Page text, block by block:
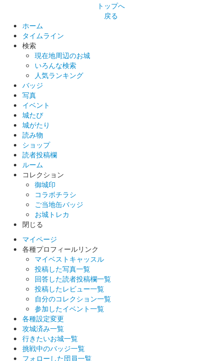
トップへ
戻る
ホーム
タイムライン
検索
現在地周辺のお城
いろんな検索
人気ランキング
バッジ
写真
イベント
城たび
城がたり
読み物
ショップ
読者投稿欄
ルーム
コレクション
御城印
コラボチラシ
ご当地缶バッジ
お城トレカ
閉じる
マイページ
各種プロフィールリンク
マイベストキャッスル
投稿した写真一覧
回答した読者投稿欄一覧
投稿したレビュー一覧
自分のコレクション一覧
参加したイベント一覧
各種設定変更
攻城済み一覧
行きたいお城一覧
挑戦中のバッジ一覧
フォローした団員一覧